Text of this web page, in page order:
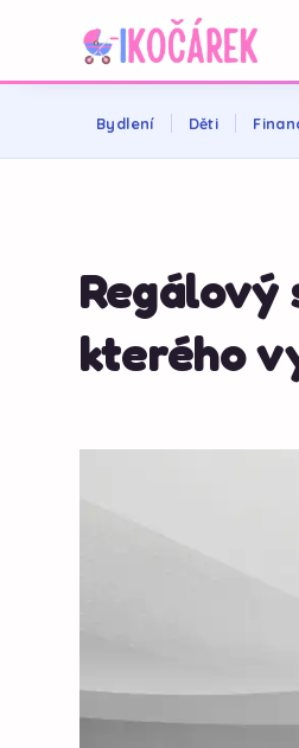
Bydlení Děti
Regálový
kterého